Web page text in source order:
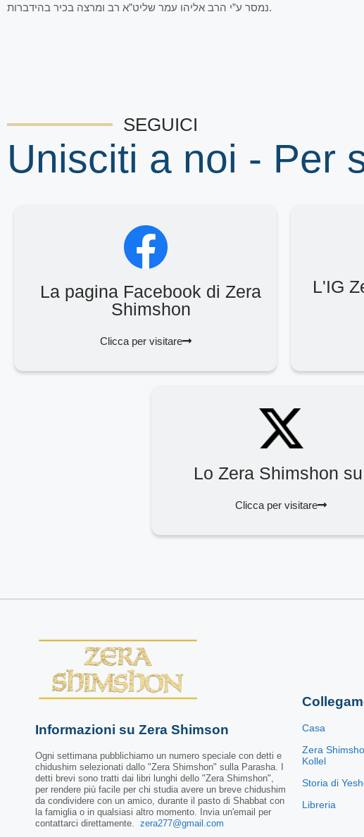
נמסר ע”י הרב אליהו עמר שליט”א רב ומרצה בכיר בהידברות.
SEGUICI
Unisciti a noi - Per
La pagina Facebook di Zera
Shimshon
Clicca per visitare
L'IG
Lo Zera Shimshon
Clicca per visitare
Informazioni su Zera Shimson
Ogni settimana pubblichiamo un numero speciale con detti e
chidushim selezionati dallo "Zera Shimshon" sulla Parasha. I
detti brevi sono tratti dai libri lunghi dello "Zera Shimshon",
per rendere più facile per chi studia avere un breve chidushim
da condividere con un amico, durante il pasto di Shabbat con
la famiglia o in qualsiasi altro momento. Invia un'email per
contattarci direttamente. zera277@gmail.com
Casa
Zera
Kollel
Storia di
Libreria